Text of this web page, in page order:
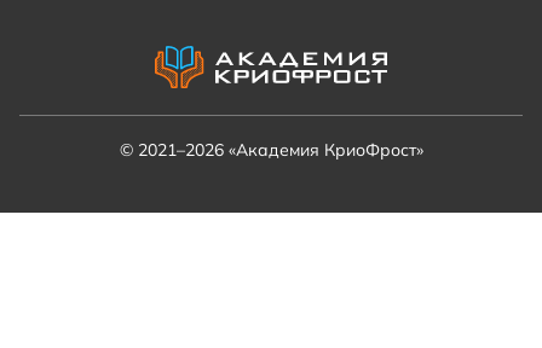
© 2021–2026 «Академия КриоФрост»